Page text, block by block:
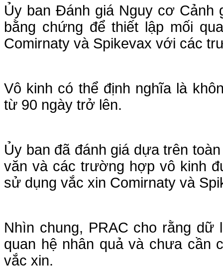
Ủy ban Đánh giá Nguy cơ Cảnh
bằng chứng để thiết lập mối
Comirnaty và Spikevax với các
Vô kinh có thể định nghĩa là
từ 90 ngày trở lên.
Ủy ban đã đánh giá dựa trên
văn và các trường hợp vô kinh
sử dụng vắc xin Comirnaty và
Nhìn chung, PRAC cho rằng
quan hệ nhân quả và chưa cần
vắc xin.